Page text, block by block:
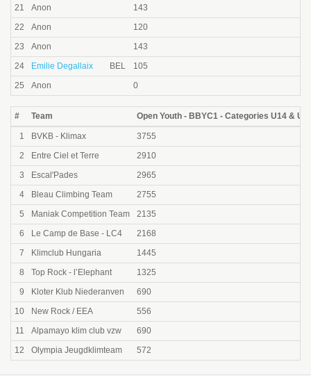
21
Anon
143
22
Anon
120
23
Anon
143
24
Emilie Degallaix BEL
105
25
Anon 0
# Team Open Youth - BBYC1 - Categories U14 &
1 BVKB - Klimax
3755
2
Entre Ciel et Terre
2910
3
Escal'Pades
2965
4
Bleau Climbing Team
2755
5
Maniak Competition Team
2135
6
Le Camp de Base - LC4
2168
7
Klimclub Hungaria
1445
8
Top Rock - l’Elephant
1325
9
Kloter Klub Niederanven
690
10
New Rock / EEA
556
11
Alpamayo klim club vzw
690
12
Olympia Jeugdklimteam 572